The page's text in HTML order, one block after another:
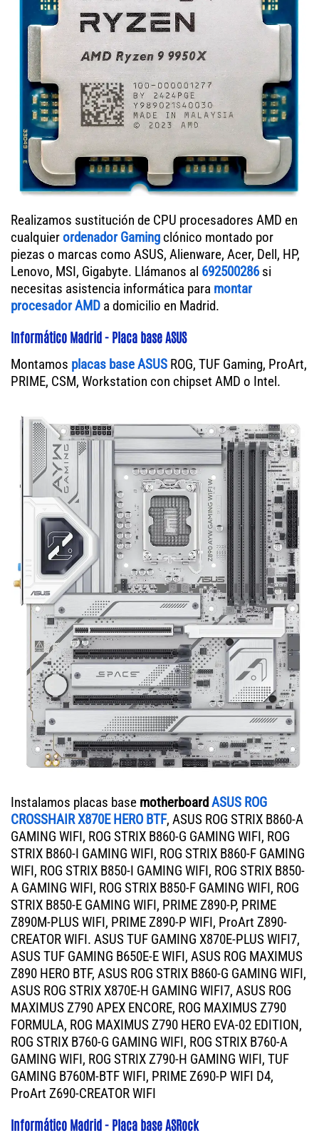
Realizamos sustitución de CPU procesadores AMD en
cualquierordenador Gaming clónico montado por
piezas o marcas como ASUS, Alienware, Acer, Dell, HP,
Lenovo, MSI, Gigabyte. Llámanos al 692500286si
necesitas asistencia informática para montar
procesador AMD a domicilio en Madrid.
Informático Madrid - Placa base ASUS
Montamos placas base ASUS ROG, TUF Gaming, ProArt,
PRIME, CSM, Workstation con chipset AMD o Intel.
Instalamos placas base motherboardASUS ROG
CROSSHAIR X870E HERO BTF, ASUS ROG STRIX B860-A
GAMING WIFI, ROG STRIX B860-G GAMING WIFI, ROG
STRIX B860-I GAMING WIFI, ROG STRIX B860-F GAMING
WIFI, ROG STRIX B850-I GAMING WIFI, ROG STRIX B850-
A GAMING WIFI, ROG STRIX B850-F GAMING WIFI, ROG
STRIX B850-E GAMING WIFI, PRIME Z890-P, PRIME
Z890M-PLUS WIFI, PRIME Z890-P WIFI, ProArt Z890-
CREATOR WIFI. ASUS TUF GAMING X870E-PLUS WIFI7,
ASUS TUF GAMING B650E-E WIFI, ASUS ROG MAXIMUS
Z890 HERO BTF, ASUS ROG STRIX B860-G GAMING WIFI,
ASUS ROG STRIX X870E-H GAMING WIFI7, ASUS ROG
MAXIMUS Z790 APEX ENCORE, ROG MAXIMUS Z790
FORMULA, ROG MAXIMUS Z790 HERO EVA-02 EDITION,
ROG STRIX B760-G GAMING WIFI, ROG STRIX B760-A
GAMING WIFI, ROG STRIX Z790-H GAMING WIFI, TUF
GAMING B760M-BTF WIFI, PRIME Z690-P WIFI D4,
ProArt Z690-CREATOR WIFI
Informático Madrid - Placa base ASRock